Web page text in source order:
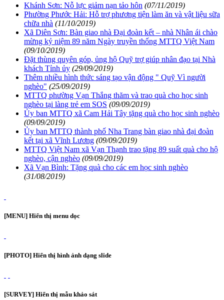
Khánh Sơn: Nỗ lực giảm nạn tảo hôn (07/11/2019)
Phường Phước Hải: Hỗ trợ phương tiện làm ăn và vật liệu sữa
chữa nhà (11/10/2019)
Xã Diên Sơn: Bàn giao nhà Đại đoàn kết – nhà Nhân ái chào
mừng kỷ niệm 89 năm Ngày truyền thống MTTQ Việt Nam
(09/10/2019)
Đặt thùng quyên góp, ủng hộ Quỹ trợ giúp nhân đạo tại Nhà
khách Tỉnh ủy (29/09/2019)
Thêm nhiều hình thức sáng tạo vận động " Quỹ Vì người
nghèo" (25/09/2019)
MTTQ phường Vạn Thắng thăm và trao quà cho học sinh
nghèo tại làng trẻ em SOS (09/09/2019)
Ủy ban MTTQ xã Cam Hải Tây tặng quà cho học sinh nghèo
(09/09/2019)
Ủy ban MTTQ thành phố Nha Trang bàn giao nhà đại đoàn
kết tại xã Vĩnh Lương (09/09/2019)
MTTQ Việt Nam xã Vạn Thạnh trao tặng 89 suất quà cho hộ
nghèo, cận nghèo (09/09/2019)
Xã Vạn Bình: Tặng quà cho các em học sinh nghèo
(31/08/2019)
[MENU] Hiển thị menu dọc
[PHOTO] Hiển thị hình ảnh dạng slide
[SURVEY] Hiển thị mẫu khảo sát